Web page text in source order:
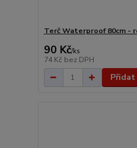
Terč Waterproof 80cm -
90 Kč/ks
74 Kč bez DPH